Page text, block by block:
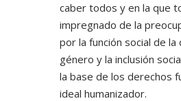
caber todos y en la que
impregnado de la
por la función social de
género y la inclusión
la base de los derechos
ideal humanizador.